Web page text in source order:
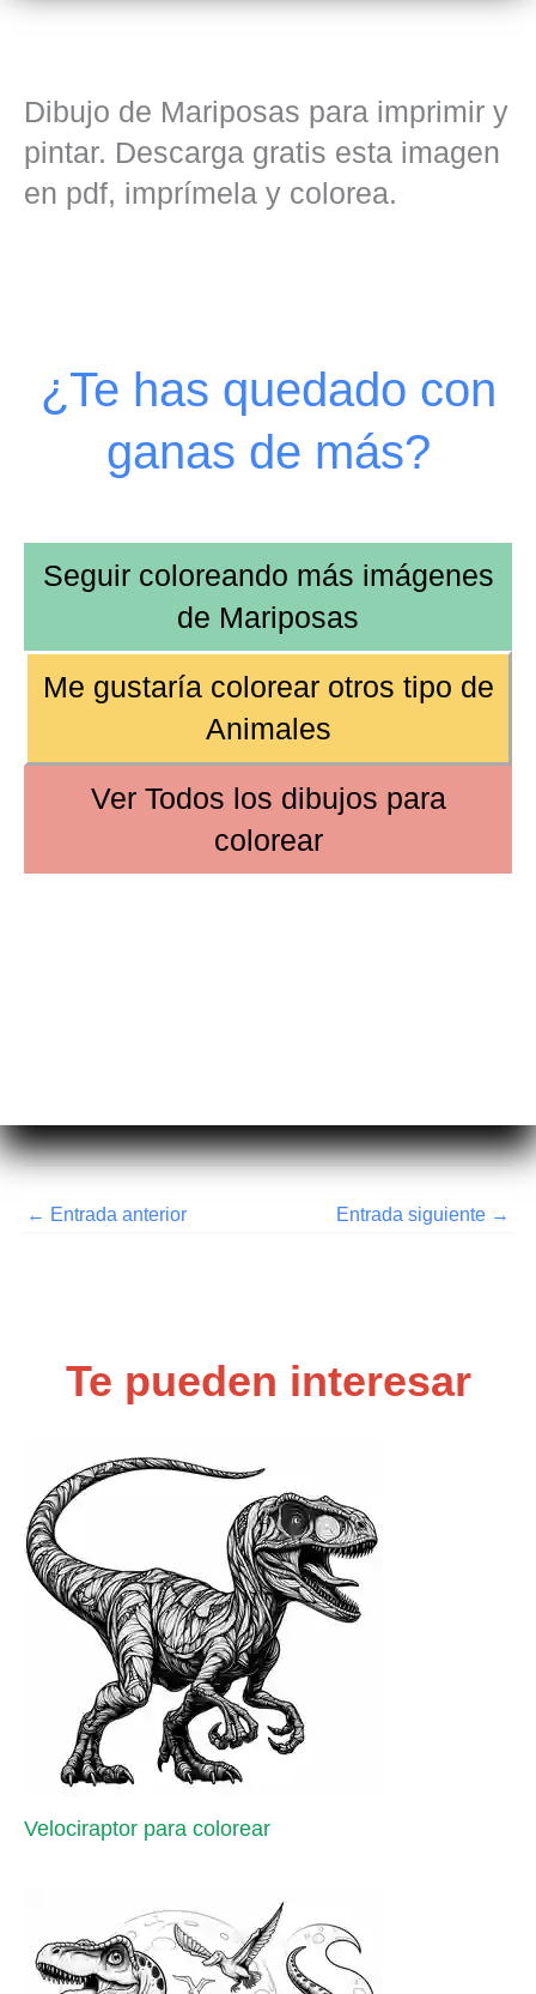
Dibujo de Mariposas para imprimir y
pintar. Descarga gratis esta imagen
en pdf, imprímela y colorea.
¿Te has quedado con
ganas de más?
Seguir coloreando más imágenes
de Mariposas
Me gustaría colorear otros tipo de
Animales
Ver Todos los dibujos para
colorear
← Entrada anterior Entrada siguiente →
Te pueden interesar
Velociraptor para colorear